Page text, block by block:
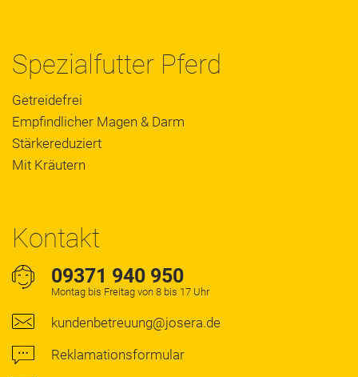
Spezialfutter Pferd
Getreidefrei
Empfindlicher Magen & Darm
Stärkereduziert
Mit Kräutern
Kontakt
09371 940 950
Montag bis Freitag von 8 bis 17 Uhr
kundenbetreuung@josera.de
Reklamationsformular